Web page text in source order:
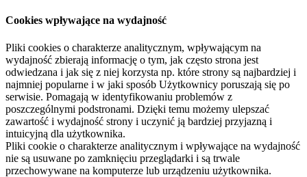
Cookies wpływające na wydajność
Pliki cookies o charakterze analitycznym, wpływającym na
wydajność zbierają informację o tym, jak często strona jest
odwiedzana i jak się z niej korzysta np. które strony są najbardziej i
najmniej popularne i w jaki sposób Użytkownicy poruszają się po
serwisie. Pomagają w identyfikowaniu problemów z
poszczególnymi podstronami. Dzięki temu możemy ulepszać
zawartość i wydajność strony i uczynić ją bardziej przyjazną i
intuicyjną dla użytkownika.
Pliki cookie o charakterze analitycznym i wpływające na wydajność
nie są usuwane po zamknięciu przeglądarki i są trwale
przechowywane na komputerze lub urządzeniu użytkownika.